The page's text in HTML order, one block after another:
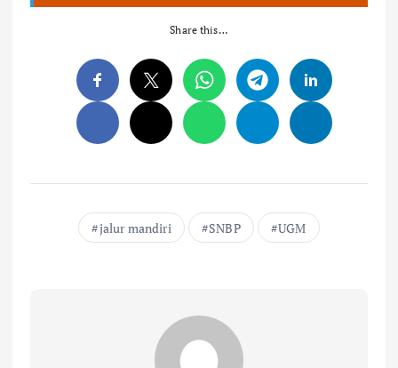
Share this…
jalur mandiri SNBP UGM